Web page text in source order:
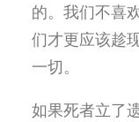
的。我们不喜
们才更应该趁
一切。
如果死者立了